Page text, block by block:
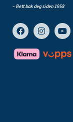
– Rett bak deg siden 1958